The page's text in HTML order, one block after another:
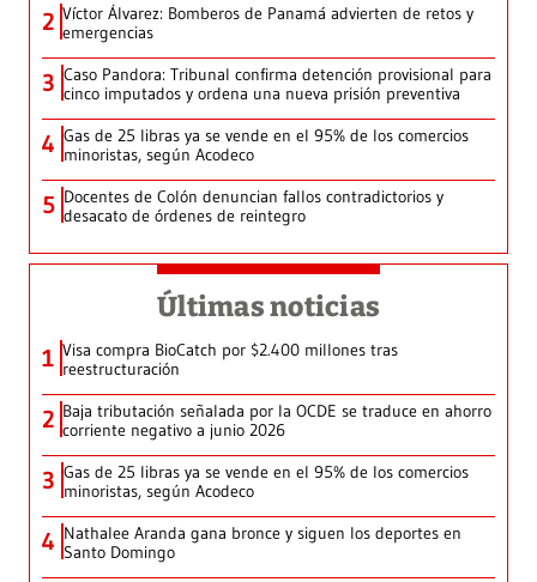
2 Víctor Álvarez: Bomberos de Panamá advierten de retos y
emergencias
3 Caso Pandora: Tribunal confirma detención provisional para
cinco imputados y ordena una nueva prisión preventiva
4 Gas de 25 libras ya se vende en el 95% de los comercios
minoristas, según Acodeco
5 Docentes de Colón denuncian fallos contradictorios y
desacato de órdenes de reintegro
Últimas noticias
1 Visa compra BioCatch por $2.400 millones tras
reestructuración
2 Baja tributación señalada por la OCDE se traduce en ahorro
corriente negativo a junio 2026
3 Gas de 25 libras ya se vende en el 95% de los comercios
minoristas, según Acodeco
4 Nathalee Aranda gana bronce y siguen los deportes en
Santo Domingo